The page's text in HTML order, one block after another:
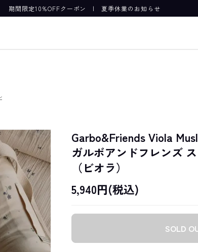
期間限定10%OFFクーポン |夏季休業のお知らせ
Garbo&Friends Viola
ガルボアンドフレンズ
（ビオラ）
5,940円(税込)
SOLD